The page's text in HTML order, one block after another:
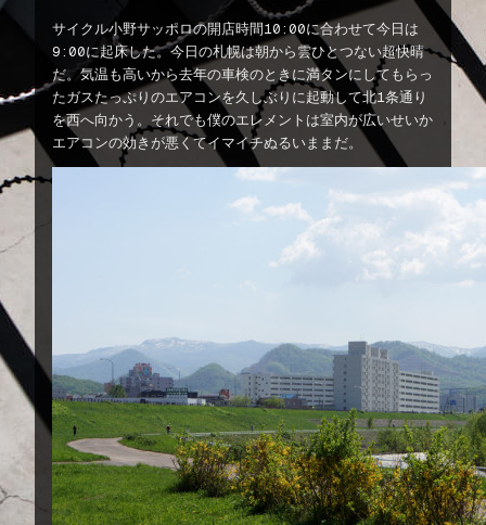
サイクル小野サッポロの開店時間10:00に合わせて今日は
9:00に起床した。今日の札幌は朝から雲ひとつない超快晴
だ。気温も高いから去年の車検のときに満タンにしてもらっ
たガスたっぷりのエアコンを久しぶりに起動して北1条通り
を西へ向かう。それでも僕のエレメントは室内が広いせいか
エアコンの効きが悪くてイマイチぬるいままだ。